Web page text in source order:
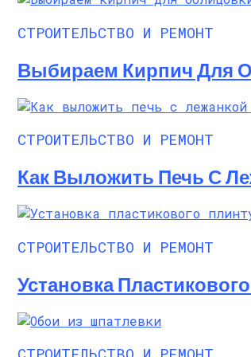
СТРОИТЕЛЬСТВО И РЕМОНТ
Выбираем Кирпич Для
СТРОИТЕЛЬСТВО И РЕМОНТ
Как Выложить Печь С
СТРОИТЕЛЬСТВО И РЕМОНТ
Установка